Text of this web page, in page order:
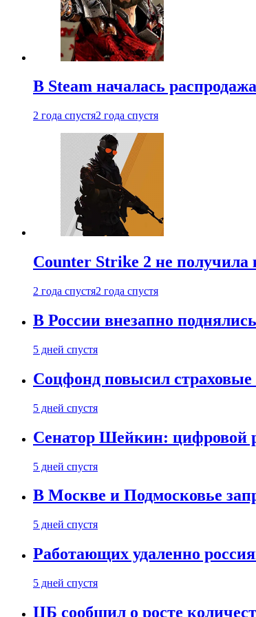
В Steam началась
2 года спустя2 года спустя
Counter Strike 2 не
2 года спустя2 года спустя
В России внезапно
5 дней спустя
Соцфонд повысил
5 дней спустя
Сенатор Шейкин: цифровой
5 дней спустя
В Москве и Подмосковье
5 дней спустя
Работающих удаленно
5 дней спустя
ЦБ сообщил о росте